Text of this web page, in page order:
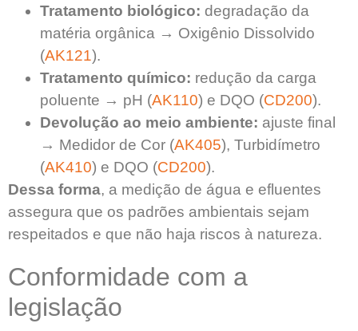
Tratamento biológico: degradação da
matéria orgânica → Oxigênio Dissolvido
(AK121).
Tratamento químico: redução da carga
poluente → pH (AK110) e DQO (CD200).
Devolução ao meio ambiente: ajuste final
→ Medidor de Cor (AK405), Turbidímetro
(AK410) e DQO (CD200).
Dessa forma, a medição de água e efluentes
assegura que os padrões ambientais sejam
respeitados e que não haja riscos à natureza.
Conformidade com a
legislação